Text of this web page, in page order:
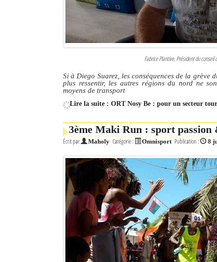
Fabrice Plantive, Président du conseil
Si à Diego Suarez, les conséquences de la
plus ressentir, les autres régions du nord ne
moyens de transport
Lire la suite : ORT Nosy Be : pour un secteur
3ème Maki Run : sport passion
Écrit par Maholy Catégorie : Omnisport Publication : 8